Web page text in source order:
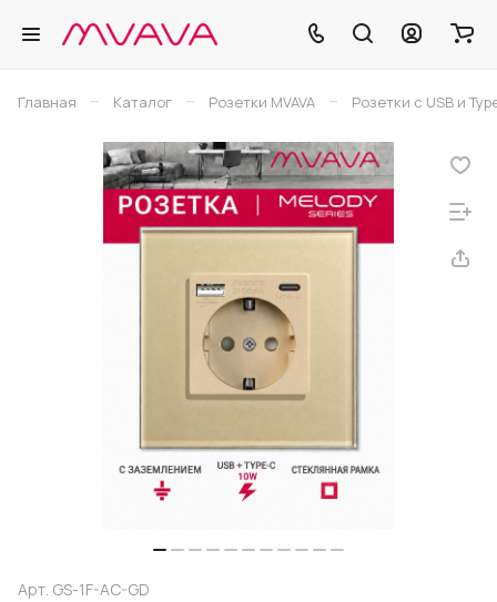
Главная – Каталог – Розетки MVAVA – Розетки с USB и
Арт. GS-1F-AC-GD